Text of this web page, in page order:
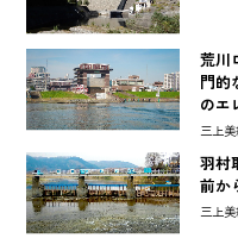
荒川
門的
のエ
三上美
羽村
前か
三上美